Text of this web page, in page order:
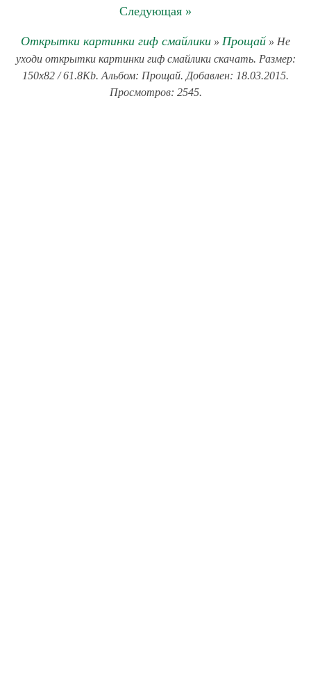
Следующая »
Открытки картинки гиф смайлики » Прощай » Не
уходи открытки картинки гиф смайлики скачать. Размер:
150x82 / 61.8Kb. Альбом: Прощай. Добавлен: 18.03.2015.
Просмотров: 2545.